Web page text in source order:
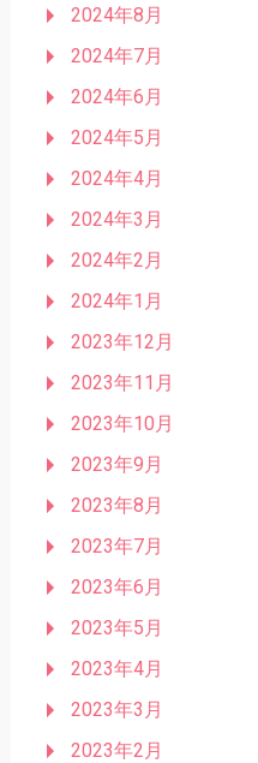
2024年8月
2024年7月
2024年6月
2024年5月
2024年4月
2024年3月
2024年2月
2024年1月
2023年12月
2023年11月
2023年10月
2023年9月
2023年8月
2023年7月
2023年6月
2023年5月
2023年4月
2023年3月
2023年2月